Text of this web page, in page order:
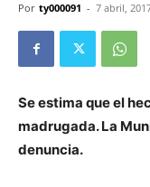
Por ty000091 - 7 abril,
Se estima que el
madrugada. La
denuncia.